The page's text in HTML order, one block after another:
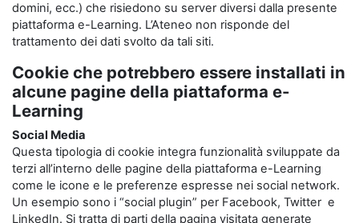
domini, ecc.) che risiedono su server diversi dalla presente
piattaforma e-Learning. L’Ateneo non risponde del
trattamento dei dati svolto da tali siti.
Cookie che potrebbero essere installati in
alcune pagine della piattaforma e-
Learning
Social Media
Questa tipologia di cookie integra funzionalità sviluppate da
terzi all’interno delle pagine della piattaforma e-Learning
come le icone e le preferenze espresse nei social network.
Un esempio sono i “social plugin” per Facebook, Twitter e
LinkedIn. Si tratta di parti della pagina visitata generate